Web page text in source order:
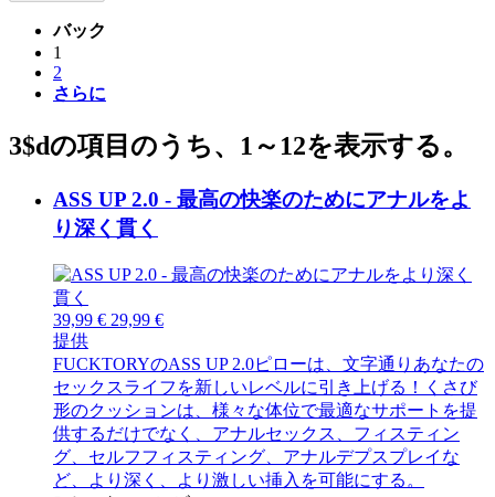
バック
1
2
さらに
3$dの項目のうち、1～12を表示する。
ASS UP 2.0 - 最高の快楽のためにアナルをよ
り深く貫く
39,99 € 29,99 €
提供
FUCKTORYのASS UP 2.0ピローは、文字通りあなたの
セックスライフを新しいレベルに引き上げる！くさび
形のクッションは、様々な体位で最適なサポートを提
供するだけでなく、アナルセックス、フィスティン
グ、セルフフィスティング、アナルデプスプレイな
ど、より深く、より激しい挿入を可能にする。